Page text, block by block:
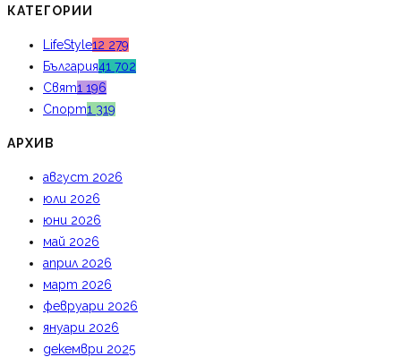
КАТЕГОРИИ
LifeStyle12 279
България41 702
Свят1 196
Спорт1 319
АРХИВ
август 2026
юли 2026
юни 2026
май 2026
април 2026
март 2026
февруари 2026
януари 2026
декември 2025